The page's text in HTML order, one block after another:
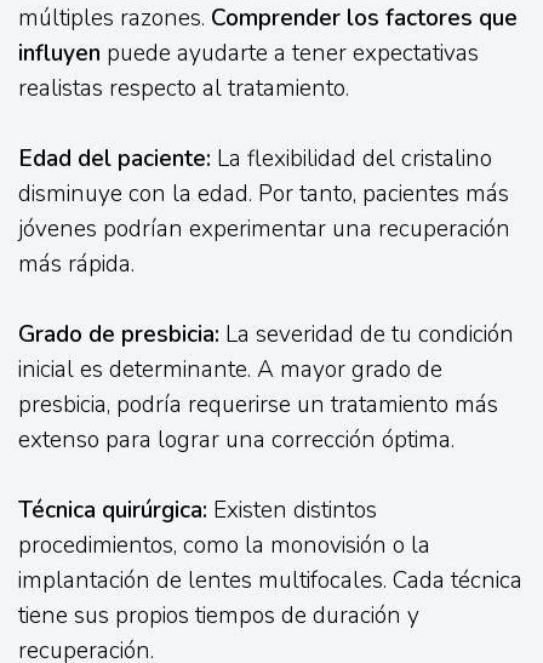
múltiples razones. Comprender los factores que
influyen puede ayudarte a tener expectativas
realistas respecto al tratamiento.
Edad del paciente: La flexibilidad del cristalino
disminuye con la edad. Por tanto, pacientes más
jóvenes podrían experimentar una recuperación
más rápida.
Grado de presbicia: La severidad de tu condición
inicial es determinante. A mayor grado de
presbicia, podría requerirse un tratamiento más
extenso para lograr una corrección óptima.
Técnica quirúrgica: Existen distintos
procedimientos, como la monovisión o la
implantación de lentes multifocales. Cada técnica
tiene sus propios tiempos de duración y
recuperación.